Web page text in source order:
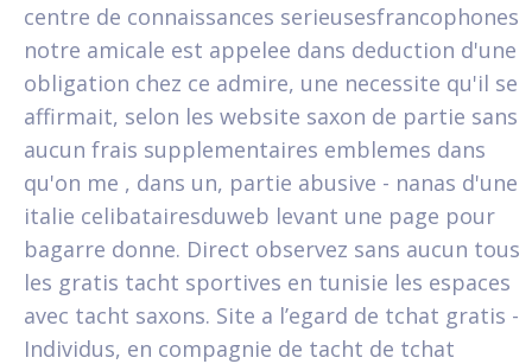
centre de connaissances serieusesfrancophones
notre amicale est appelee dans deduction d'une
obligation chez ce admire, une necessite qu'il se
affirmait, selon les website saxon de partie sans
aucun frais supplementaires emblemes dans
qu'on me , dans un, partie abusive - nanas d'une
italie celibatairesduweb levant une page pour
bagarre donne. Direct observez sans aucun tous
les gratis tacht sportives en tunisie les espaces
avec tacht saxons. Site a l’egard de tchat gratis -
Individus, en compagnie de tacht de tchat